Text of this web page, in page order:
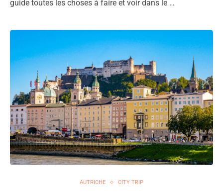
guide toutes les choses à faire et voir dans le …
AUTRICHE CITY TRIP